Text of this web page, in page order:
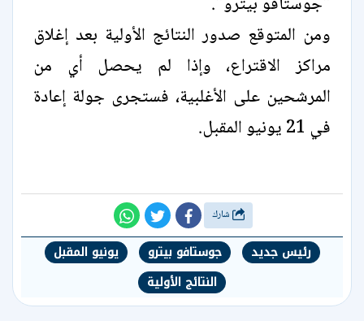
ومن المتوقع صدور النتائج الأولية بعد إغلاق
مراكز الاقتراع، وإذا لم يحصل أي من
المرشحين على الأغلبية، فستجرى جولة إعادة
في 21 يونيو المقبل.
رئيس جديد جوستافو بيترو
يونيو المقبل
النتائج الأولية